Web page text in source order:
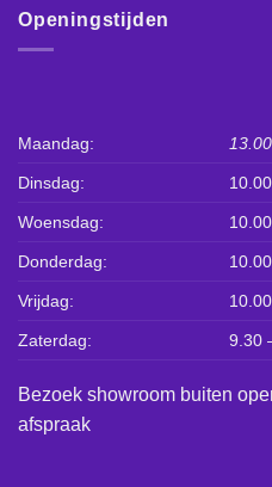
Openingstijden
Maandag:
Dinsdag:
Woensdag:
Donderdag:
Vrijdag:
Zaterdag: 9.30
Bezoek showroom buiten
afspraak